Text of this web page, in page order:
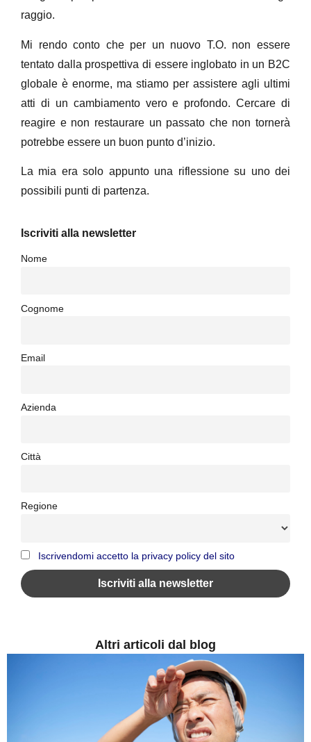
raggio.
Mi rendo conto che per un nuovo T.O. non essere
tentato dalla prospettiva di essere inglobato in un B2C
globale è enorme, ma stiamo per assistere agli ultimi
atti di un cambiamento vero e profondo. Cercare di
reagire e non restaurare un passato che non tornerà
potrebbe essere un buon punto d’inizio.
La mia era solo appunto una riflessione su uno dei
possibili punti di partenza.
Iscriviti alla newsletter
Nome
Cognome
Email
Azienda
Città
Regione
Iscrivendomi accetto la privacy policy del sito
Altri articoli dal blog